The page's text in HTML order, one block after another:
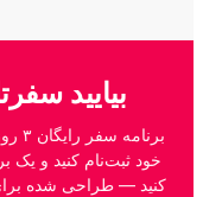
بیایید
کنید — طراحی شده